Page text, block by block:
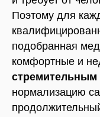
Поэтому для
подобранная
комфортные и
нормализацию